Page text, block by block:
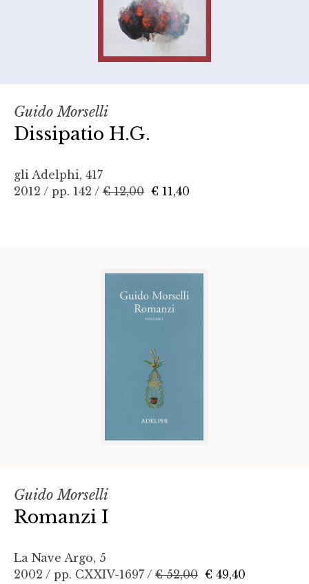
Guido Morselli
Dissipatio H.G.
gli Adelphi, 417
2012 / pp. 142 / € 12,00 € 11,40
Guido Morselli
Romanzi I
La Nave Argo, 5
2002 / pp. CXXIV-1697 / € 52,00 € 49,40